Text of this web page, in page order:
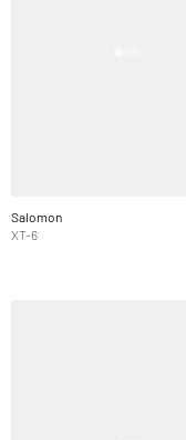
Salomon
XT-6